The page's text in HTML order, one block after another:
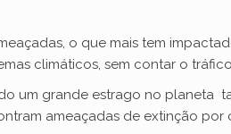
o que mais tem
climáticos, sem contar o
um grande estrago no planeta
ameaçadas de extinção por